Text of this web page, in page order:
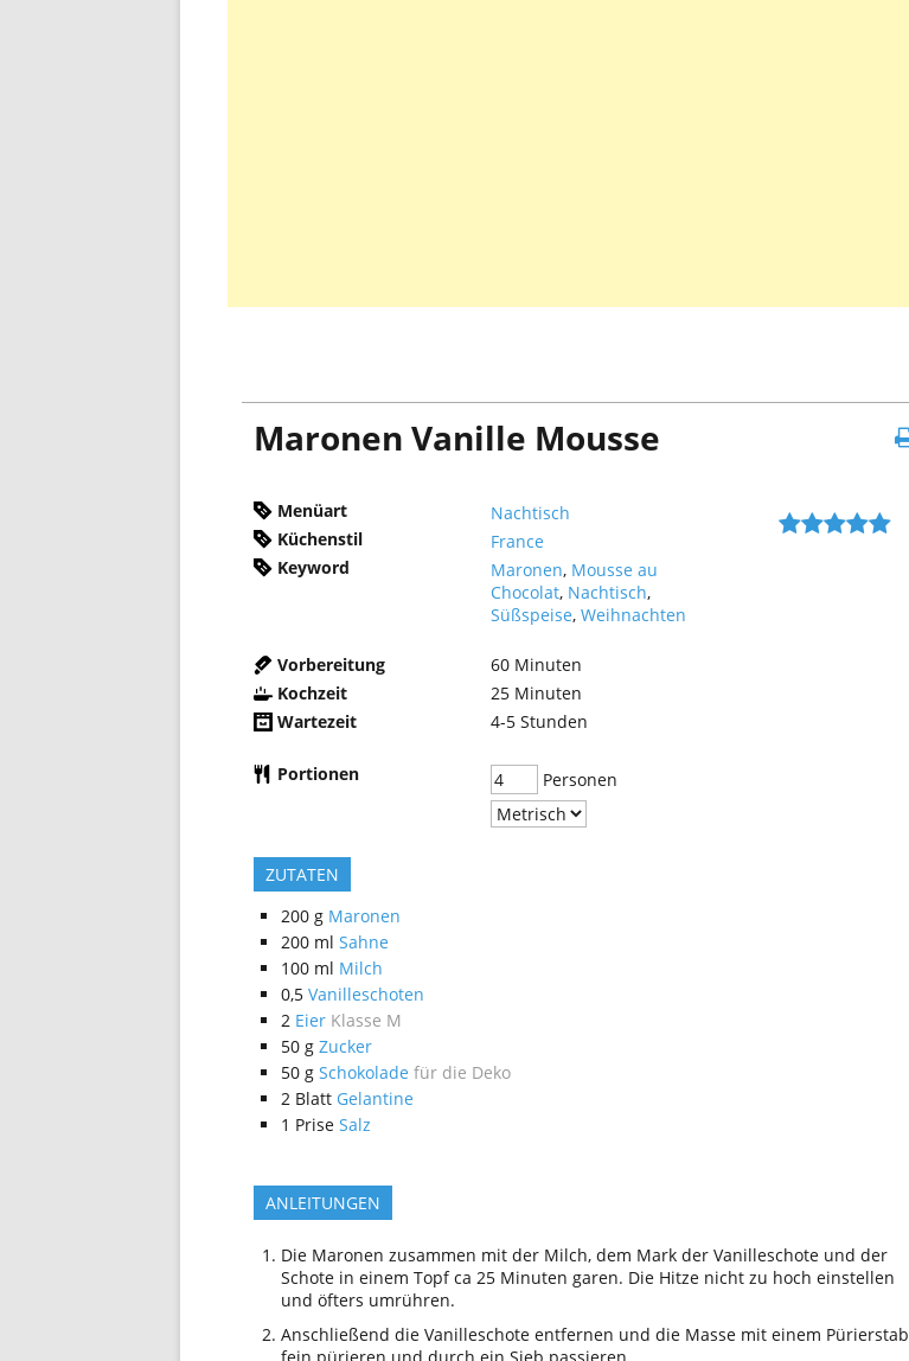
Maronen Vanille Mousse
Menüart
Nachtisch
Küchenstil
France
Keyword
Maronen, Mousse au
Chocolat, Nachtisch,
Süßspeise,Weihnachten
Vorbereitung 60 Minuten
Kochzeit
25 Minuten
Wartezeit
4-5 Stunden
Portionen Personen
ZUTATEN
200 g Maronen
200 ml Sahne
100 ml Milch
0,5 Vanilleschoten
2 Eier Klasse M
50 g Zucker
50 g Schokolade für die Deko
2 Blatt Gelantine
1 Prise Salz
ANLEITUNGEN
Die Maronen zusammen mit der Milch, dem Mark der Vanilleschote und der
Schote in einem Topf ca 25 Minuten garen. Die Hitze nicht zu hoch einstellen
und öfters umrühren.
Anschließend die Vanilleschote entfernen und die Masse mit einem Pürierstab